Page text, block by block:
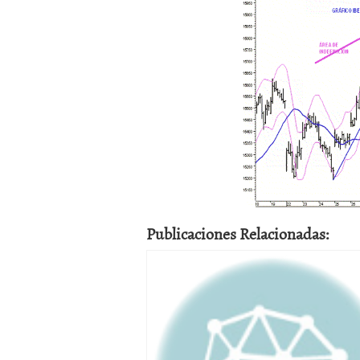
Publicaciones Relacionadas: